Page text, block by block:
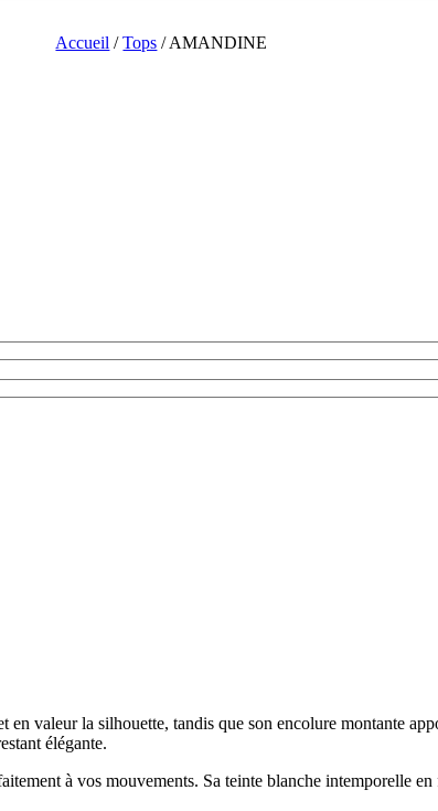
Accueil /Tops / AMANDINE
valeur la silhouette, tandis que son encolure montante
élégante.
à vos mouvements. Sa teinte blanche intemporelle